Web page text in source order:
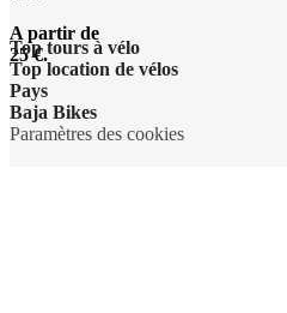
A partir de
25 €.
Top tours à vélo
Top location de vélos
Pays
Baja Bikes
Paramètres des cookies